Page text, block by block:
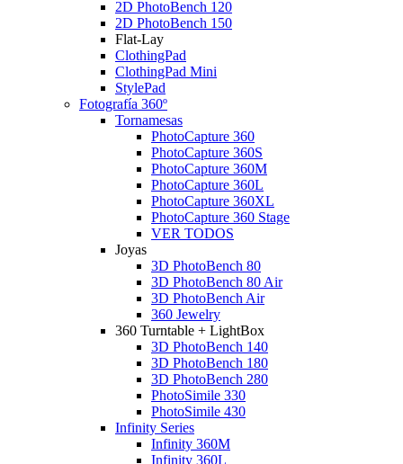
2D PhotoBench 120
2D PhotoBench 150
Flat-Lay
ClothingPad
ClothingPad Mini
StylePad
Fotografía 360º
Tornamesas
PhotoCapture 360
PhotoCapture 360S
PhotoCapture 360M
PhotoCapture 360L
PhotoCapture 360XL
PhotoCapture 360 Stage
VER TODOS
Joyas
3D PhotoBench 80
3D PhotoBench 80 Air
3D PhotoBench Air
360 Jewelry
360 Turntable + LightBox
3D PhotoBench 140
3D PhotoBench 180
3D PhotoBench 280
PhotoSimile 330
PhotoSimile 430
Infinity Series
Infinity 360M
Infinity 360L